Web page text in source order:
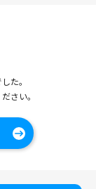
た。
さい。